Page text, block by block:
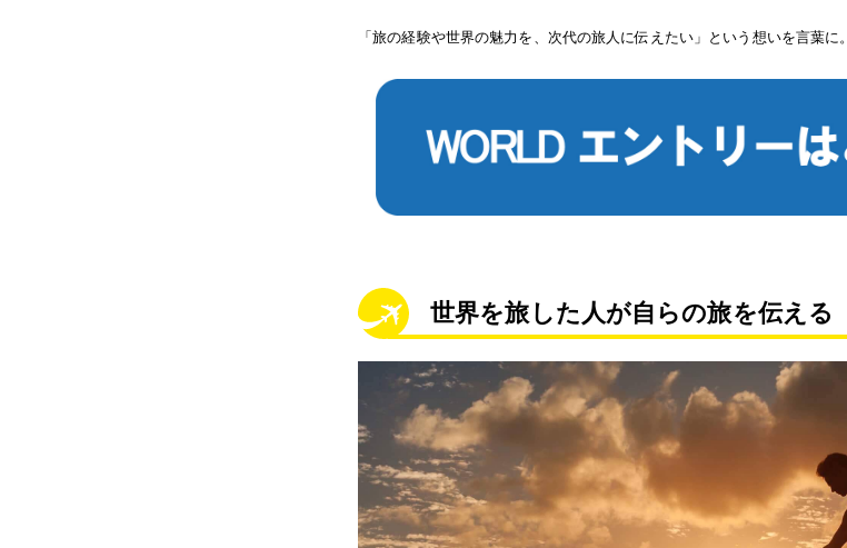
「旅の経験や世界の魅力を、次代の旅人に伝えたい」という想いを言葉に。
世界を旅した人が自らの旅を伝える